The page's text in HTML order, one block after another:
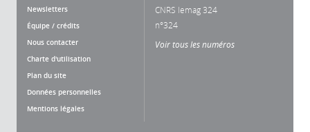
Newsletters
Équipe / crédits
Nous contacter
Charte d'utilisation
Plan du site
Données personnelles
Mentions légales
CNRS lemag 324
n°324
Voir tous les numéros